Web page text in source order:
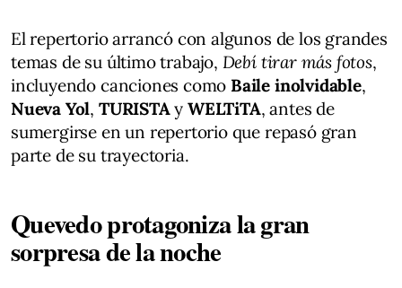
El repertorio arrancó con algunos de los grandes
temas de su último trabajo, Debí tirar más fotos,
incluyendo canciones como Baile inolvidable,
Nueva Yol, TURISTAyWELTiTA, antes de
sumergirse en un repertorio que repasó gran
parte de su trayectoria.
Quevedo protagoniza la gran
sorpresa de la noche